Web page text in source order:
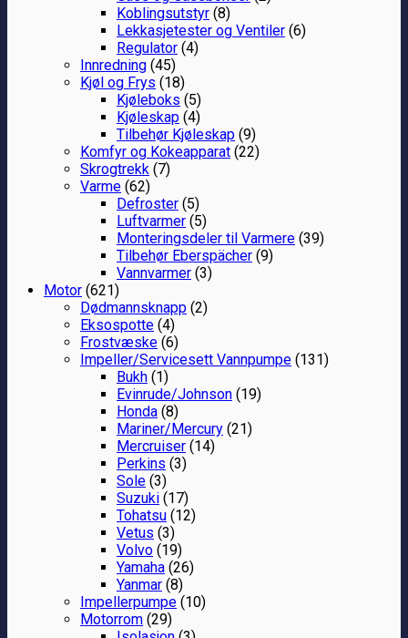
Koblingsutstyr (8)
Lekkasjetester og Ventiler (6)
Regulator (4)
Innredning (45)
Kjøl og Frys (18)
Kjøleboks (5)
Kjøleskap (4)
Tilbehør Kjøleskap (9)
Komfyr og Kokeapparat (22)
Skrogtrekk (7)
Varme (62)
Defroster (5)
Luftvarmer (5)
Monteringsdeler til Varmere (39)
Tilbehør Eberspächer (9)
Vannvarmer (3)
Motor (621)
Dødmannsknapp (2)
Eksospotte (4)
Frostvæske (6)
Impeller/Servicesett Vannpumpe (131)
Bukh (1)
Evinrude/Johnson (19)
Honda (8)
Mariner/Mercury (21)
Mercruiser (14)
Perkins (3)
Sole (3)
Suzuki (17)
Tohatsu (12)
Vetus (3)
Volvo (19)
Yamaha (26)
Yanmar (8)
Impellerpumpe (10)
Motorrom (29)